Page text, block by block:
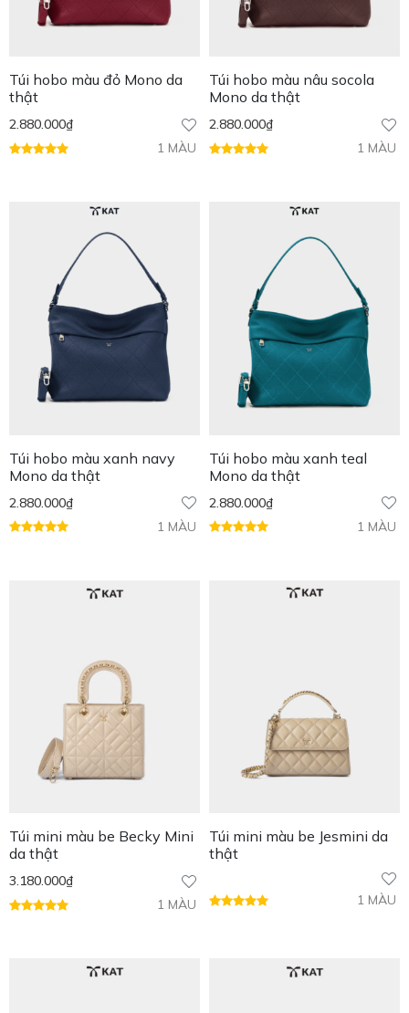
Túi hobo màu đỏ Mono da
thật
2.880.000₫
1 MÀU
Túi hobo màu nâu socola
Mono da thật
2.880.000₫
1 MÀU
Túi hobo màu xanh navy
Mono da thật
2.880.000₫
1 MÀU
Túi hobo màu xanh teal
Mono da thật
2.880.000₫
1 MÀU
Túi mini màu be Becky Mini
da thật
3.180.000₫
1 MÀU
Túi mini màu be Jesmini da
thật
1 MÀU